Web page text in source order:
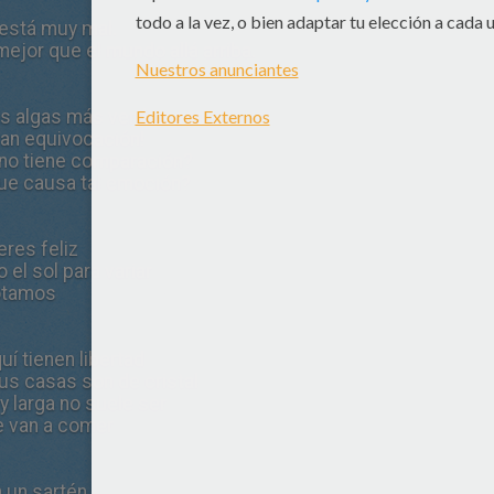
muy mal.
que el mundo allá arriba.
algas más verdes son
equivocación!
tiene comparación?
causa tal emoción?
feliz
sol para variar
tienen libertad
casas son de cristal
no suele ser
a comer